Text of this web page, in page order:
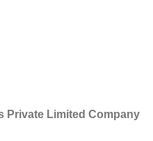
Private Limited Company